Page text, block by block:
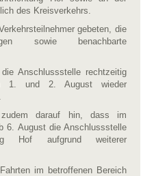
des Kreisverkehrs.
gebeten, die
sowie benachbarte
Anschlussstelle rechtzeitig
1. und 2. August wieder
darauf hin, dass im
6. August die Anschlussstelle
Hof aufgrund weiterer
im betroffenen Bereich